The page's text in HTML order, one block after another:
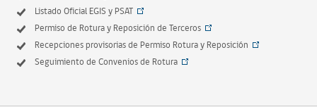
Listado Oficial EGIS y PSAT
Permiso de Rotura y Reposición de Terceros
Recepciones provisorias de Permiso Rotura y Reposición
Seguimiento de Convenios de Rotura